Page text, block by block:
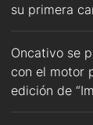
su primera
Oncativo se
con el motor
edición de